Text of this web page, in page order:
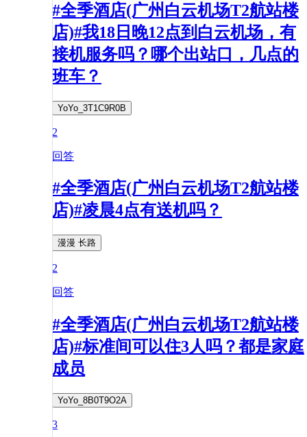
#全季酒店(广州白云机场T2航站楼
店)#我18日晚12点到白云机场，有
接机服务吗？哪个出站口，几点的
班车？
YoYo_3T1C9R0B
2
回答
#全季酒店(广州白云机场T2航站楼
店)#凌晨4点有送机吗？
漫漫 长路
2
回答
#全季酒店(广州白云机场T2航站楼
店)#标准间可以住3人吗？都是家庭
成员
YoYo_8B0T9O2A
3